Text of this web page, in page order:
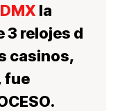
la
3 relojes d
casinos,
fue